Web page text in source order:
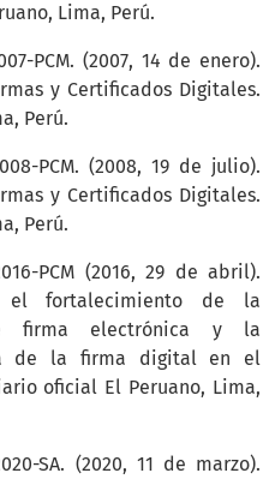
Lima, Perú.
PCM. (2007, 14 de enero).
y Certificados Digitales.
Perú.
PCM. (2008, 19 de julio).
y Certificados Digitales.
Perú.
PCM (2016, 29 de abril).
el fortalecimiento de la
firma electrónica y la
de la firma digital en el
oficial El Peruano, Lima,
SA. (2020, 11 de marzo).